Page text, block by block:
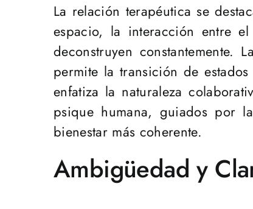
La relación terapéutica se
espacio, la interacción entre
deconstruyen
permite la transición de
enfatiza la naturaleza
psique humana, guiados por
bienestar más coherente.
Ambigüedad y